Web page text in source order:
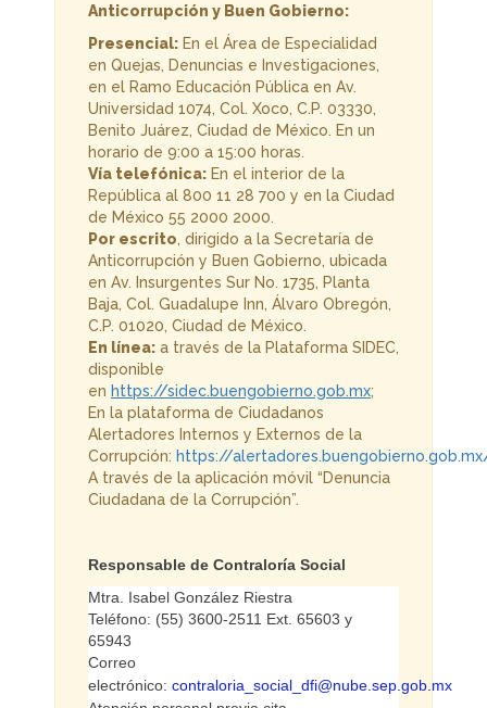
Anticorrupción y Buen Gobierno:
Presencial: En el Área de Especialidad
en Quejas, Denuncias e Investigaciones,
en el Ramo Educación Pública en Av.
Universidad 1074, Col. Xoco, C.P. 03330,
Benito Juárez, Ciudad de México. En un
horario de 9:00 a 15:00 horas.
Vía telefónica: En el interior de la
República al 800 11 28 700 y en la Ciudad
de México 55 2000 2000.
Por escrito, dirigido a la Secretaría de
Anticorrupción y Buen Gobierno, ubicada
en Av. Insurgentes Sur No. 1735, Planta
Baja, Col. Guadalupe Inn, Álvaro Obregón,
C.P. 01020, Ciudad de México.
En línea: a través de la Plataforma SIDEC,
disponible
en https://sidec.buengobierno.gob.mx;
En la plataforma de Ciudadanos
Alertadores Internos y Externos de la
Corrupción: https://
A través de la aplicación móvil “Denuncia
Ciudadana de la Corrupción”.
Responsable de Contraloría Social
Mtra. Isabel González Riestra
Teléfono: (55) 3600-2511 Ext. 65603 y
65943
Correo
electrónico: contraloria_social_dfi@nube.sep.gob.mx